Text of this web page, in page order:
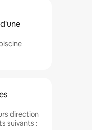
direction
suivants :